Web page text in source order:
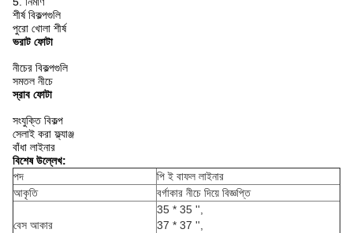
শীর্ষ বিকল্পগুলি
পুরো খোলা শীর্ষ
ভরাট ফোটা
নীচের বিকল্পগুলি
সমতল নীচে
স্রাব ফোটা
সংযুক্তি বিকল্প
সেলাই করা ফ্ল্যাঞ্জ
বাঁধা লাইনার
বিশেষ উল্লেখ:
পদ
পি ই বাফল লাইনার
আকৃতি
বর্গাকার নীচে দিয়ে বিজ্ঞপ্তি
বেস আকার
35 * 35 '',
37 * 37 '',